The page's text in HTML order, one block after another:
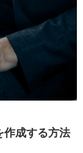
成する方法